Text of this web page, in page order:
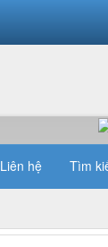
Liên hệ Tìm